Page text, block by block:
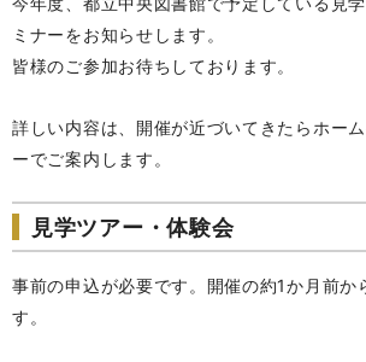
ミナーをお知らせします。
皆様のご参加お待ちしております。
詳しい内容は、開催が近づいてきたらホー
ーでご案内します。
見学ツアー・体験会
事前の申込が必要です。開催の約1か月前か
す。